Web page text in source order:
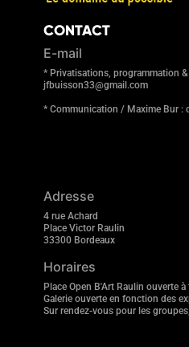
CONTACT
E-mail
* Privatisations, programmation
jfbuisson33@gmail.com
* Communication / Maxime Bur :
Adresse
4 rue Achard
Place Victor Raulin
33300 Bordeaux
Horaires
Place Open B'Art Raulin ouverte
Galerie ouverte en fonction des
Sur rendez-vous pour les